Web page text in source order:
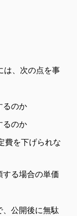
は、次の点を事
るのか
るのか
費を下げられな
る場合の単価
公開後に無駄